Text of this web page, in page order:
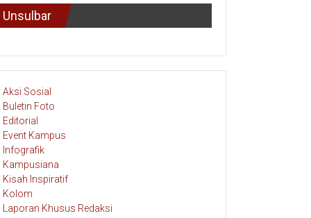
Unsulbar
Aksi Sosial
Buletin Foto
Editorial
Event Kampus
Infografik
Kampusiana
Kisah Inspiratif
Kolom
Laporan Khusus Redaksi